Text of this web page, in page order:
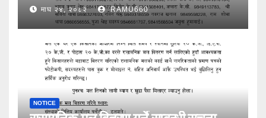
माघ २४, २०८२ RAMU660
NOTICE